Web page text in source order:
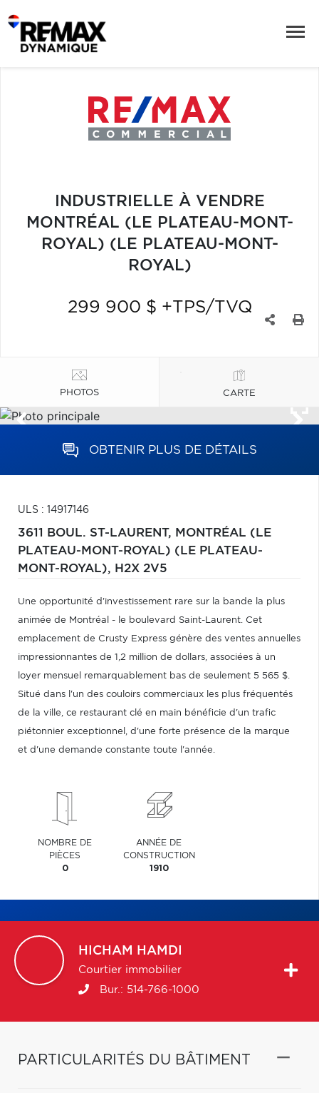
INDUSTRIELLE À VENDRE
MONTRÉAL (LE PLATEAU-MONT-
ROYAL) (LE PLATEAU-MONT-
ROYAL)
299 900 $ +TPS/TVQ
PHOTOS CARTE
OBTENIR PLUS DE DÉTAILS
ULS : 14917146
3611 BOUL. ST-LAURENT, MONTRÉAL (LE
PLATEAU-MONT-ROYAL) (LE PLATEAU-
MONT-ROYAL), H2X 2V5
Une opportunité d'investissement rare sur la bande la plus
animée de Montréal - le boulevard Saint-Laurent. Cet
emplacement de Crusty Express génère des ventes annuelles
impressionnantes de 1,2 million de dollars, associées à un
loyer mensuel remarquablement bas de seulement 5 565 $.
Situé dans l'un des couloirs commerciaux les plus fréquentés
de la ville, ce restaurant clé en main bénéficie d'un trafic
piétonnier exceptionnel, d'une forte présence de la marque
et d'une demande constante toute l'année.
NOMBRE DE
PIÈCES
0
ANNÉE DE
CONSTRUCTION
1910
HICHAM HAMDI
Courtier immobilier
Bur.: 514-766-1000
PARTICULARITÉS DU BÂTIMENT